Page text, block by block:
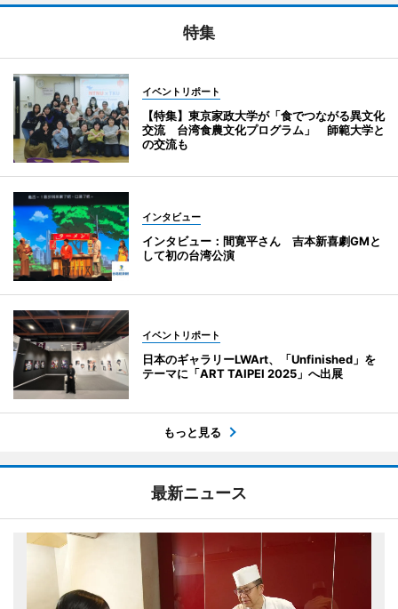
特集
イベントリポート
【特集】東京家政大学が「食でつながる異文化
交流 台湾食農文化プログラム」 師範大学と
の交流も
インタビュー
インタビュー：間寛平さん 吉本新喜劇GMと
して初の台湾公演
イベントリポート
日本のギャラリーLWArt、「Unfinished」を
テーマに「ART TAIPEI 2025」へ出展
もっと見る
最新ニュース